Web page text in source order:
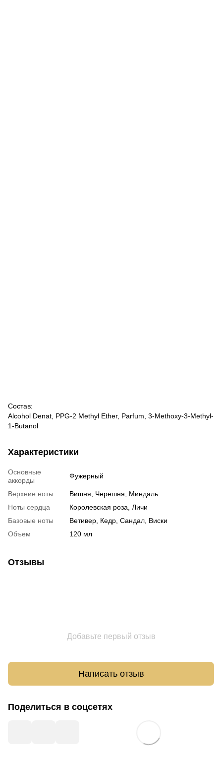
Состав:
Alcohol Denat, PPG-2 Methyl Ether, Parfum, 3-Methoxy-3-Methyl-
1-Butanol
Характеристики
Основные
аккорды
Фужерный
Верхние ноты
Вишня, Черешня, Миндаль
Ноты сердца
Королевская роза, Личи
Базовые ноты
Ветивер, Кедр, Сандал, Виски
Объем
120 мл
Отзывы
Добавьте первый отзыв
Написать отзыв
Поделиться в соцсетях